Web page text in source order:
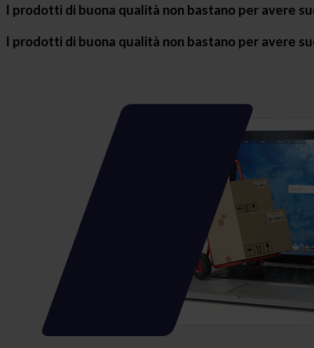
I prodotti di buona qualità non bastano per avere
I prodotti di buona qualità non bastano per avere